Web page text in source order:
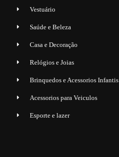
Vestuário
Saúde e Beleza
Casa e Decoração
Relógios e Joias
Brinquedos e Acessorios Infantis
Acessorios para Veiculos
Esporte e lazer